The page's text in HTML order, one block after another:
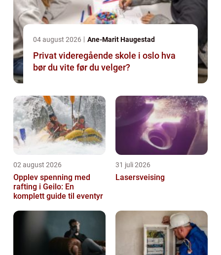
04 august 2026 Ane-Marit Haugestad
Privat videregående skole i oslo hva
bør du vite før du velger?
02 august 2026
Opplev spenning med
rafting i Geilo: En
komplett guide til eventyr
31 juli 2026
Lasersveising